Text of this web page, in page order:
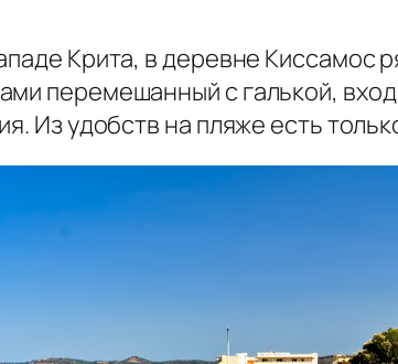
Крита, в деревне Киссамос
перемешанный с галькой,
Из удобств на пляже есть